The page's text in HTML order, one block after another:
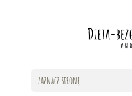
Zaznacz stronę